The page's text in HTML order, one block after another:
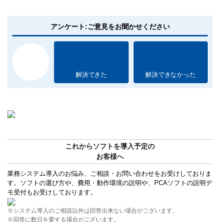
アンケート:ご意見をお聞かせください
解決できた 解決できなかった
これからソフトを導入予定の
お客様へ
業務システム導入のお悩み、ご相談・お問い合わせをお受けしておりま
す。ソフトの選び方や、費用・動作環境の説明や、PCAソフトの説明デ
モ受付もお受けしております。
※システム導入のご相談以外は回答出来ない場合がございます。
※回答に数日を要する場合がございます。